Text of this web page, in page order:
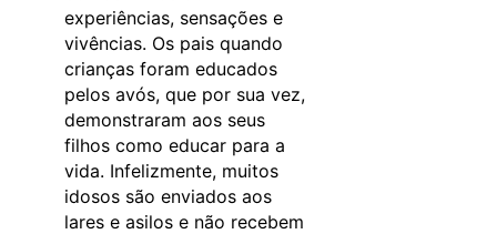
experiências, sensações e
vivências. Os pais quando
crianças foram educados
pelos avós, que por sua vez,
demonstraram aos seus
filhos como educar para a
vida. Infelizmente, muitos
idosos são enviados aos
lares e asilos e não recebem